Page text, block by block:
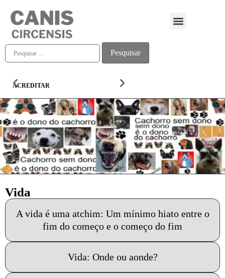
ACREDITAR
Vida
A vida é uma atchim: Um mínimo hiato entre o
fim do começo e o começo do fim
Vida: Onde ou aonde?